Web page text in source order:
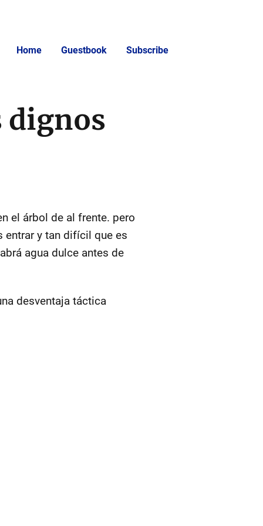
Home Guestbook Subscribe
dignos
el árbol de al frente. pero
entrar y tan difícil que es
agua dulce antes de
desventaja táctica